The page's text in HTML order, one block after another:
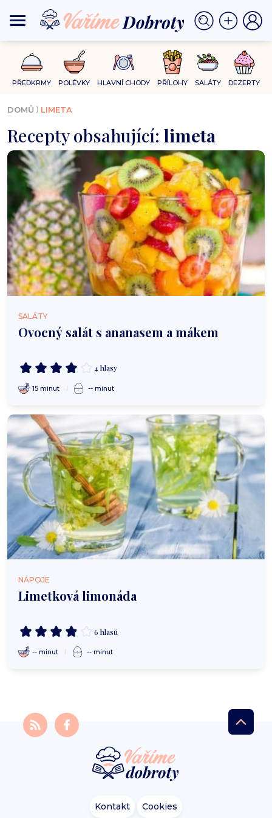
PŘEDKRMY POLÉVKY HLAVNÍ CHODY PŘÍLOHY SALÁTY DEZERTY
DOMŮ ⟩ LIMETA
Recepty obsahující: limeta
SALÁTY
Ovocný salát s ananasem a mákem
4 hlasy
15 minut -- minut
NÁPOJE
Limetková limonáda
6 hlasů
-- minut -- minut
Kontakt Cookies